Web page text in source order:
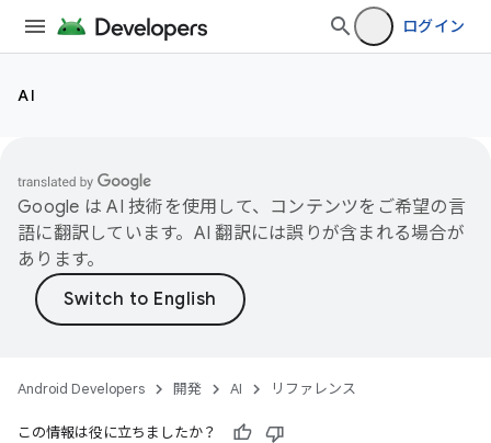
ログイン
AI
Google は AI 技術を使用して、コンテンツをご希望の言
語に翻訳しています。AI 翻訳には誤りが含まれる場合が
あります。
Android Developers 開発 AI リファレンス
この情報は役に立ちましたか？